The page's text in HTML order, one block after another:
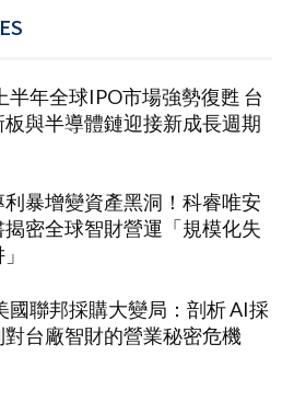
半年全球IPO市場強勢復甦 台
板與半導體鏈迎接新成長週期
利暴增變資產黑洞！科睿唯安
揭密全球智財營運「規模化失
國聯邦採購大變局：剖析 AI採
對台廠智財的營業秘密危機